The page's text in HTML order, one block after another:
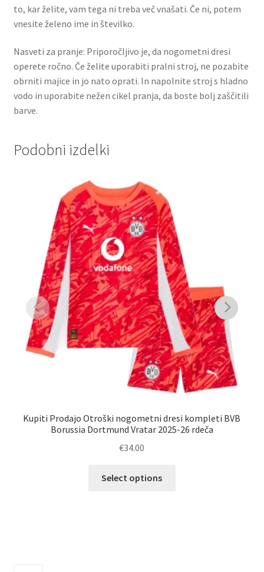
to, kar želite, vam tega ni treba več vnašati. Če ni, potem
vnesite želeno ime in številko.
Nasveti za pranje: Priporočljivo je, da nogometni dresi
operete ročno. Če želite uporabiti pralni stroj, ne pozabite
obrniti majice in jo nato oprati. In napolnite stroj s hladno
vodo in uporabite nežen cikel pranja, da boste bolj zaščitili
barve.
Podobni izdelki
Kupiti Prodajo Otroški nogometni dresi kompleti BVB
Borussia Dortmund Vratar 2025-26 rdeča
€34.00
Select options